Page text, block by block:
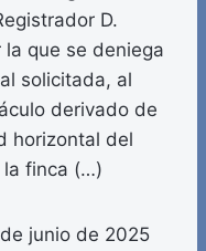
D.
que se deniega
solicitada, al
derivado de
horizontal del
la finca (…)
junio de 2025